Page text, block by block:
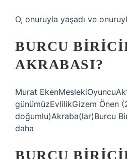
O, onuruyla yaşadı ve
BURCU
AKRABASI?
Murat
günümüzEvlilikGizem Önen
doğumlu)Akraba(lar)Burcu
daha
BURCU